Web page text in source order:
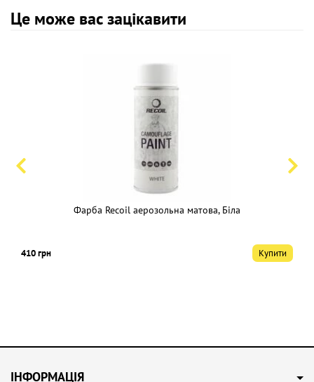
Це може вас зацікавити
Фарба Recoil аерозольна матова, Біла
410 грн Купити
ІНФОРМАЦІЯ